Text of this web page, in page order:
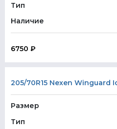
Тип
Наличие
6750 ₽
205/70R15 Nexen Winguard
Размер
Тип